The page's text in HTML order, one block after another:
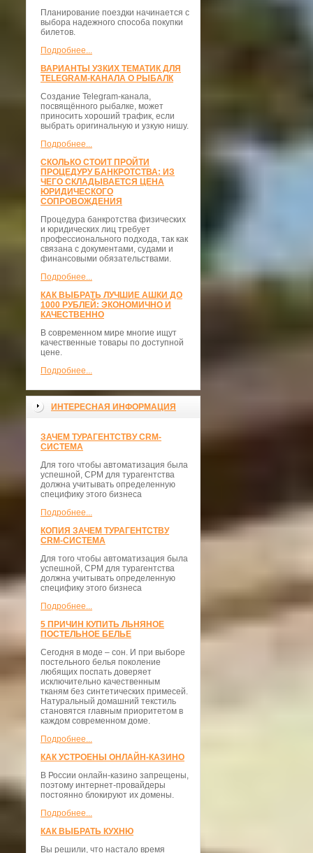
Планирование поездки начинается с
выбора надежного способа покупки
билетов.
Подробнее...
ВАРИАНТЫ УЗКИХ ТЕМАТИК ДЛЯ
TELEGRAM-КАНАЛА О РЫБАЛК
Создание Telegram-канала,
посвящённого рыбалке, может
приносить хороший трафик, если
выбрать оригинальную и узкую нишу.
Подробнее...
СКОЛЬКО СТОИТ ПРОЙТИ
ПРОЦЕДУРУ БАНКРОТСТВА: ИЗ
ЧЕГО СКЛАДЫВАЕТСЯ ЦЕНА
ЮРИДИЧЕСКОГО
СОПРОВОЖДЕНИЯ
Процедура банкротства физических
и юридических лиц требует
профессионального подхода, так как
связана с документами, судами и
финансовыми обязательствами.
Подробнее...
КАК ВЫБРАТЬ ЛУЧШИЕ АШКИ ДО
1000 РУБЛЕЙ: ЭКОНОМИЧНО И
КАЧЕСТВЕННО
В современном мире многие ищут
качественные товары по доступной
цене.
Подробнее...
ИНТЕРЕСНАЯ ИНФОРМАЦИЯ
ЗАЧЕМ ТУРАГЕНТСТВУ CRM-
СИСТЕМА
Для того чтобы автоматизация была
успешной, СРМ для турагентства
должна учитывать определенную
специфику этого бизнеса
Подробнее...
КОПИЯ ЗАЧЕМ ТУРАГЕНТСТВУ
CRM-СИСТЕМА
Для того чтобы автоматизация была
успешной, СРМ для турагентства
должна учитывать определенную
специфику этого бизнеса
Подробнее...
5 ПРИЧИН КУПИТЬ ЛЬНЯНОЕ
ПОСТЕЛЬНОЕ БЕЛЬЕ
Сегодня в моде – сон. И при выборе
постельного белья поколение
любящих поспать доверяет
исключительно качественным
тканям без синтетических примесей.
Натуральный домашний текстиль
становятся главным приоритетом в
каждом современном доме.
Подробнее...
КАК УСТРОЕНЫ ОНЛАЙН-КАЗИНО
В России онлайн-казино запрещены,
поэтому интернет-провайдеры
постоянно блокируют их домены.
Подробнее...
КАК ВЫБРАТЬ КУХНЮ
Вы решили, что настало время